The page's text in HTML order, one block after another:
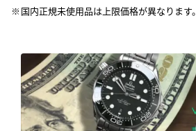
国内正規未使用品は上限価格が異なります。